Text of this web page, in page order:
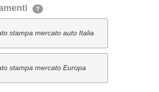
?
stampa mercato auto Italia
stampa mercato Europa